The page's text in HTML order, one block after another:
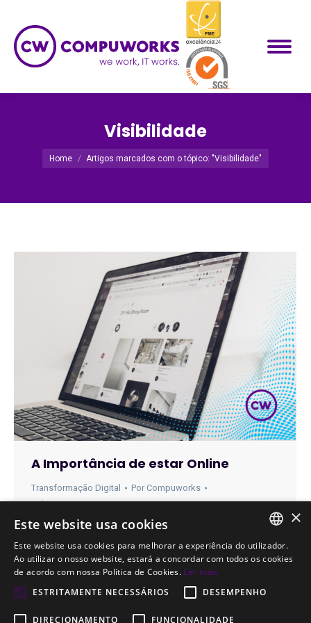
Visibilidade
Você está aqui:
Home Artigos marcados com o tópico: "Visibilidade"
A Importância de estar Online
Transformação Digital Por Compuworks
2 de Janeiro, 2024
Na era digital em que vivemos, a presença online
tornou-se fundamental para o sucesso e a
relevância de qualquer empresa.
PORTUGUESE
×
Este website usa cookies
Este website usa cookies para melhorar a experiência do utilizador.
Ao utilizar o nosso website, estará a concordar com todos os cookies
de acordo com nossa Política de Cookies. Ler mais
ESTRITAMENTE NECESSÁRIOS
DESEMPENHO
DIRECIONAMENTO FUNCIONALIDADE